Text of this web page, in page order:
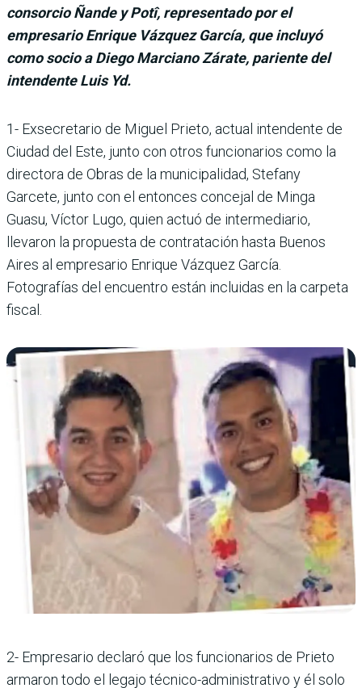
consorcio Ñande y Potî, representado por el
empresario Enrique Vázquez García, que incluyó
como socio a Diego Marciano Zárate, pariente del
intendente Luis Yd.
1- Exsecretario de Miguel Prieto, actual intendente de
Ciudad del Este, junto con otros funcionarios como la
directora de Obras de la municipalidad, Stefany
Garcete, junto con el entonces concejal de Minga
Guasu, Víctor Lugo, quien actuó de intermediario,
llevaron la propuesta de contratación hasta Buenos
Aires al empresario Enrique Vázquez García.
Fotografías del encuentro están incluidas en la carpeta
fiscal.
2- Empresario declaró que los funcionarios de Prieto
armaron todo el legajo técnico-administrativo y él solo